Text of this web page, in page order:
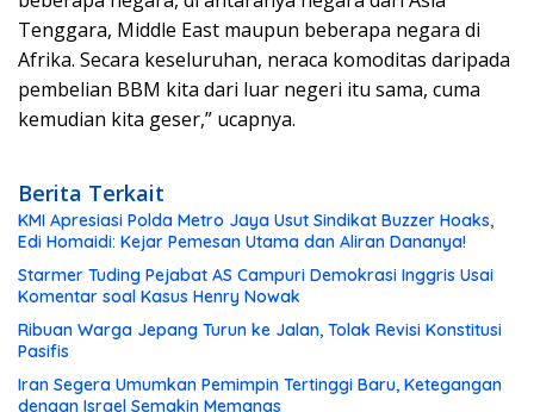
Tenggara, Middle East maupun beberapa negara di
Afrika. Secara keseluruhan, neraca komoditas daripada
pembelian BBM kita dari luar negeri itu sama, cuma
kemudian kita geser,” ucapnya.
Berita Terkait
KMI Apresiasi Polda Metro Jaya Usut Sindikat Buzzer Hoaks,
Edi Homaidi: Kejar Pemesan Utama dan Aliran Dananya!
Starmer Tuding Pejabat AS Campuri Demokrasi Inggris Usai
Komentar soal Kasus Henry Nowak
Ribuan Warga Jepang Turun ke Jalan, Tolak Revisi Konstitusi
Pasifis
Iran Segera Umumkan Pemimpin Tertinggi Baru, Ketegangan
dengan Israel Semakin Memanas